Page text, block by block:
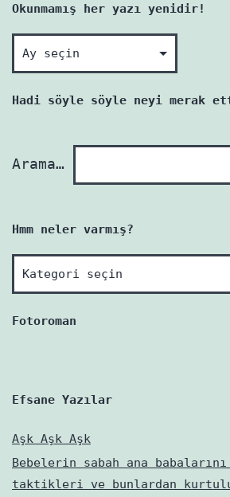
Okunmamış her yazı yenidir!
her
yazı
Hadi söyle söyle neyi merak
Arama…
Hmm neler varmış?
neler
varmış?
Fotoroman
Efsane Yazılar
Aşk Aşk Aşk
Bebelerin sabah ana babalarını
taktikleri ve bunlardan